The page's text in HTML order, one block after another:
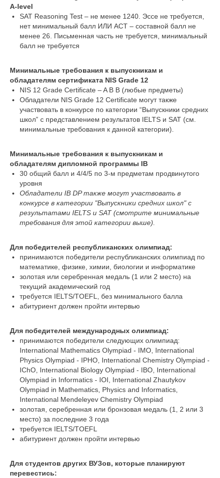
A-level
SAT Reasoning Test – не менее 1240. Эссе не требуется,
нет минимальный балл ИЛИ ACT – составной балл не
менее 26. Письменная часть не требуется, минимальный
балл не требуется
Минимальные требования к выпускникам и
обладателям сертификата NIS Grade 12
NIS 12 Grade Certificate – A B B (любые предметы)
Обладатели NIS Grade 12 Certificate могут также
участвовать в конкурсе по категории “Выпускники средних
школ” с представлением результатов IELTS и SAT (см.
минимальные требования к данной категории).
Минимальные требования к выпускникам и
обладателям дипломной программы IB
30 общий балл и 4/4/5 по 3-м предметам продвинутого
уровня
Обладатели IB DP также могут участвовать в
конкурсе в категории "Выпускники средних школ" с
результатами IELTS и SAT (смотрите минимальные
требования для этой категории выше).
Для победителей республиканских олимпиад:
принимаются победители республиканских олимпиад по
математике, физике, химии, биологии и информатике
золотая или серебренная медаль (1 или 2 место) на
текущий академический год
требуется IELTS/TOEFL, без минимального балла
абитуриент должен пройти интервью
Для победителей международных олимпиад:
принимаются победители следующих олимпиад:
International Mathematics Olympiad - IMO, International
Physics Olympiad - IPHO, International Chemistry Olympiad -
IChO, International Biology Olympiad - IBO, International
Olympiad in Informatics - IOI, International Zhautykov
Olympiad in Mathematics, Physics and Informatics,
International Mendeleyev Chemistry Olympiad
золотая, серебренная или бронзовая медаль (1, 2 или 3
место) за последние 3 года
требуется IELTS/TOEFL
абитуриент должен пройти интервью
Для студентов других ВУЗов, которые планируют
перевестись: